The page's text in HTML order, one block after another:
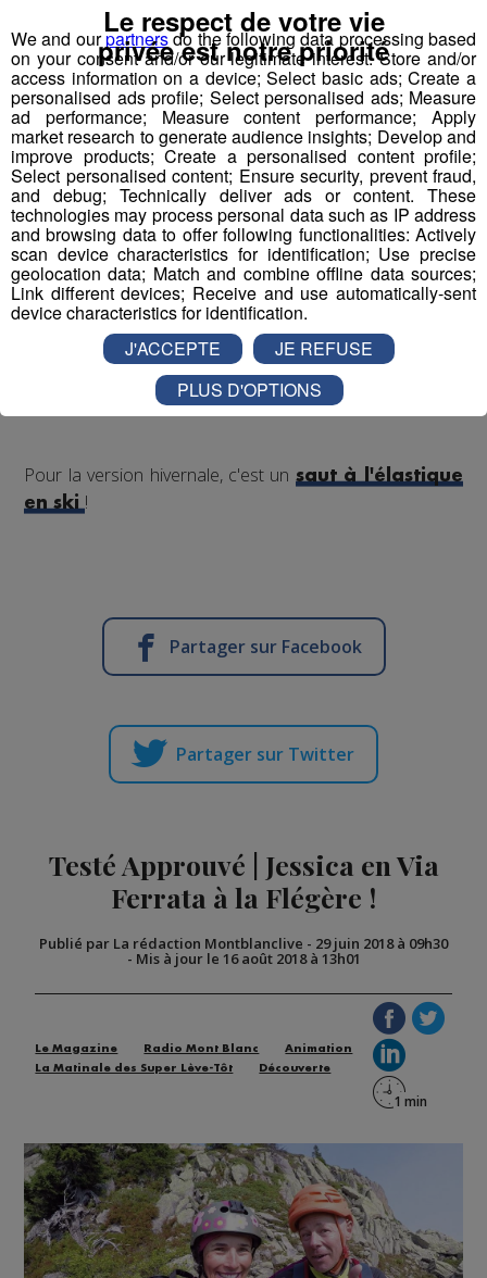
techniques du saut de tremplin, dusaut à l'élastique
et de latyrolienne. Le sauteur est équipé à la taille d'un
harnais relié, de chaque côté, à deuxélastiques
mobiles. Placé en haut dutremplinsur l'accessoire
d'envol de son choix, le sauteur effectue une prise d'élan
d'environ 30 mètres qui débouche sur un vide de 40
mètres. Le saut s'effectue retenu par les deux
élastiques qui accompagnent la trajectoire du sauteur.
Le système se bloque et une fois le sauteur stabilisé,
nous le redescendons entyroliennejusqu'au sol.
​Deux ans d'études, de tests, d'homologations,
d'agréments, de vérifications ont été nécessaires pour
obtenir l'autorisation d'ouverture au public du premier
tremplin de saut à l'élastiqueau monde.
Pour la version hivernale, c'est un saut à l'élastique
en ski !
Partager sur Facebook
Partager sur Twitter
Testé Approuvé | Jessica en Via
Ferrata à la Flégère !
Publié par La rédaction Montblanclive - 29 juin 2018 à 09h30
- Mis à jour le 16 août 2018 à 13h01
Le Magazine Radio Mont Blanc
Animation
La Matinale des Super Lève-Tôt
Découverte
We and ourpartnersdo the following data processing based
on your consent and/or our legitimate interest: Store and/or
access information on a device; Select basic ads; Create a
personalised ads profile; Select personalised ads; Measure
ad performance; Measure content performance; Apply
market research to generate audience insights; Develop and
improve products; Create a personalised content profile;
Select personalised content; Ensure security, prevent fraud,
and debug; Technically deliver ads or content. These
technologies may process personal data such as IP address
and browsing data to offer following functionalities: Actively
scan device characteristics for identification; Use precise
geolocation data; Match and combine offline data sources;
Link different devices; Receive and use automatically-sent
device characteristics for identification.
Le respect de votre vie
privée est notre priorité
J'ACCEPTE
JE REFUSE
PLUS D'OPTIONS